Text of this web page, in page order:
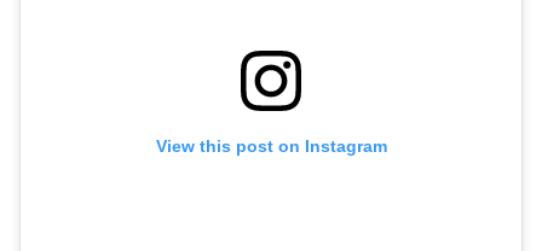
View this post on Instagram